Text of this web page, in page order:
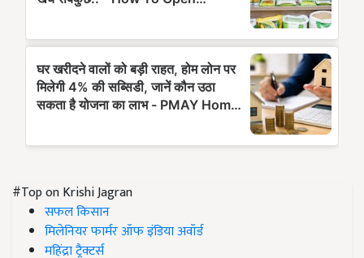
#Top on Krishi Jagran
सफल किसान
मिलेनियर फार्मर ऑफ इंडिया अवॉर्ड
महिंद्रा ट्रैक्टर्स